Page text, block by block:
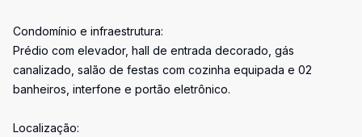
Condomínio e infraestrutura:
Prédio com elevador, hall de entrada decorado, gás
canalizado, salão de festas com cozinha equipada e 02
banheiros, interfone e portão eletrônico.
Localização: